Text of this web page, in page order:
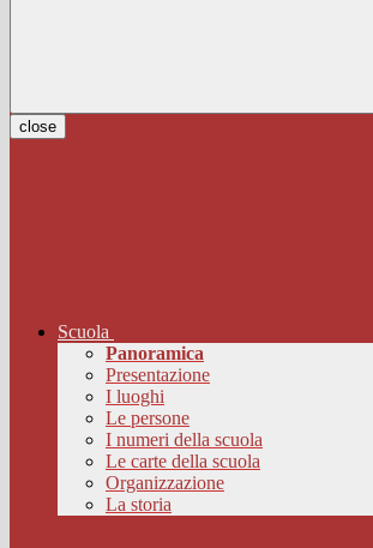
close
Scuola
Panoramica
Presentazione
I luoghi
Le persone
I numeri della scuola
Le carte della scuola
Organizzazione
La storia